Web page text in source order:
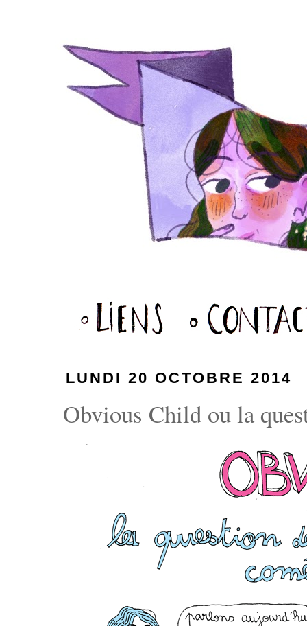
LUNDI 20 OCTOBRE 2014
Obvious Child ou la